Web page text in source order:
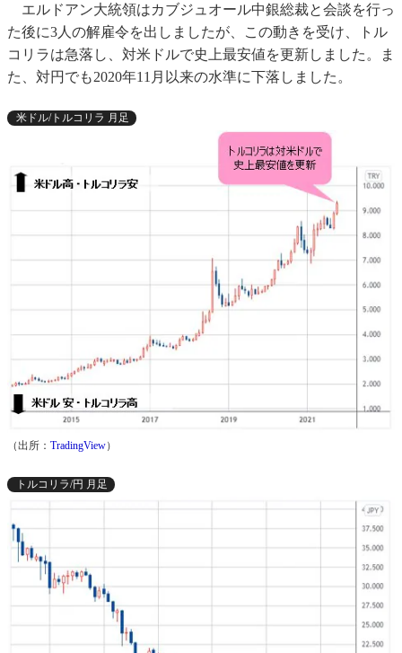
エルドアン大統領はカブジュオール中銀総裁と会談を行っ
た後に3人の解雇令を出しましたが、この動きを受け、トル
コリラは急落し、対米ドルで史上最安値を更新しました。ま
た、対円でも2020年11月以来の水準に下落しました。
米ドル/トルコリラ 月足
（出所： TradingView）
トルコリラ/円 月足